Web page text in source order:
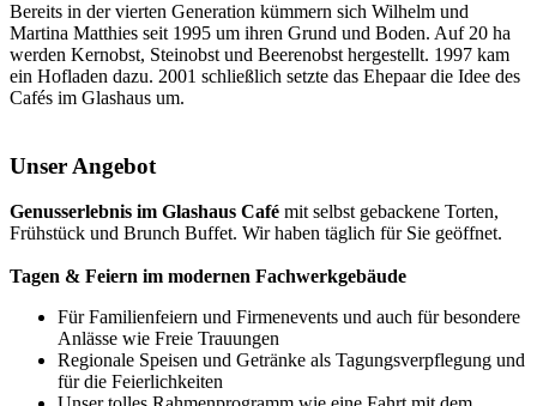
Bereits in der vierten Generation kümmern sich Wilhelm und
Martina Matthies seit 1995 um ihren Grund und Boden. Auf 20 ha
werden Kernobst, Steinobst und Beerenobst hergestellt. 1997 kam
ein Hofladen dazu. 2001 schließlich setzte das Ehepaar die Idee des
Cafés im Glashaus um.
Unser Angebot
Genusserlebnis im Glashaus Café mit selbst gebackene Torten,
Frühstück und Brunch Buffet. Wir haben täglich für Sie geöffnet.
Tagen & Feiern im modernen Fachwerkgebäude
Für Familienfeiern und Firmenevents und auch für besondere
Anlässe wie Freie Trauungen
Regionale Speisen und Getränke als Tagungsverpflegung und
für die Feierlichkeiten